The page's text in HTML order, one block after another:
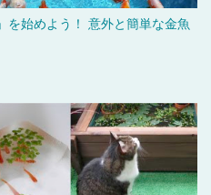
を始めよう！ 意外と簡単な金魚